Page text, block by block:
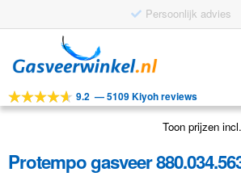
door
navigatie
naar
inhoud
Tools
Toepassingen
9.2 —5109 Kiyoh reviews
Toon prijzen
Protempo gasveer